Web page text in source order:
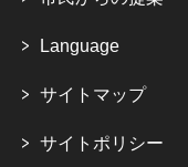
Language
サイトマップ
サイトポリシー